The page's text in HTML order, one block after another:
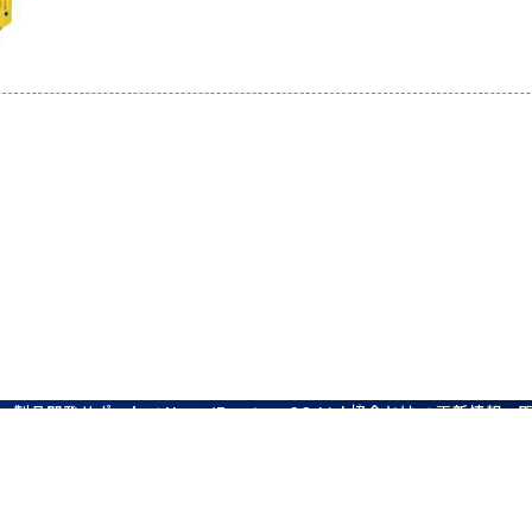
製品開発サポート News/Events CC-Link協会とは 更新情報一